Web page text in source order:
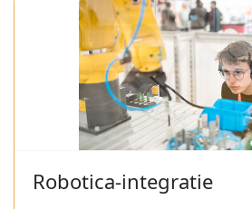
Robotica-integratie